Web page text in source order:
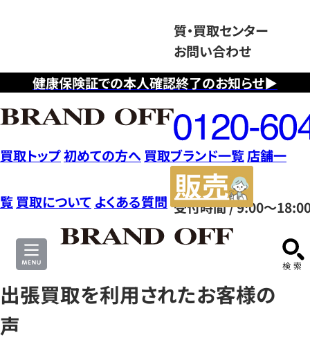
健康保険証での本人確認終了のお知らせ▶
質・買取センター
お問い合わせ
フ
リ
ー
ダ
イ
ヤ
ル
0120604117
受付時間 / 9:00～
買取トップ初めての方へ 買取ブランド一覧店舗一
覧 買取について よくある質問
サ
出張買取を利用されたお客様の
声